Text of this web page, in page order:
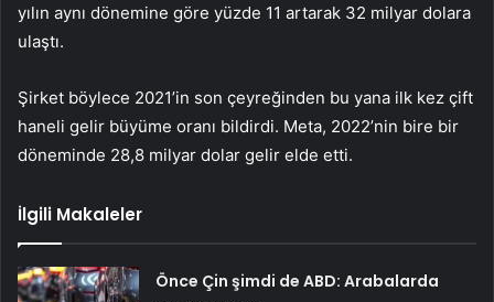
yılın aynı dönemine göre yüzde 11 artarak 32 milyar dolara
ulaştı.
Şirket böylece 2021’in son çeyreğinden bu yana ilk kez çift
haneli gelir büyüme oranı bildirdi. Meta, 2022’nin bire bir
döneminde 28,8 milyar dolar gelir elde etti.
İlgili Makaleler
Önce Çin şimdi de ABD: Arabalarda